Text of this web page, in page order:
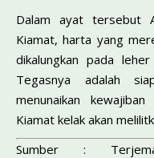
Dalam ayat tersebut
Kiamat, harta yang
dikalungkan pada
Tegasnya adalah
menunaikan
Kiamat kelak akan
Sumber :